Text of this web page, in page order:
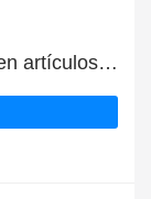
Consigue hasta la mitad de precio en artículos de rebajas